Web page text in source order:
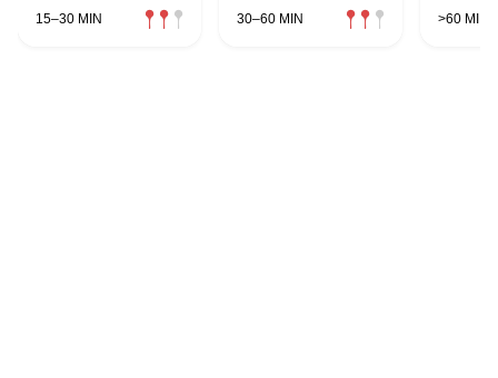
15–30 MIN 30–60 MIN >60 MIN